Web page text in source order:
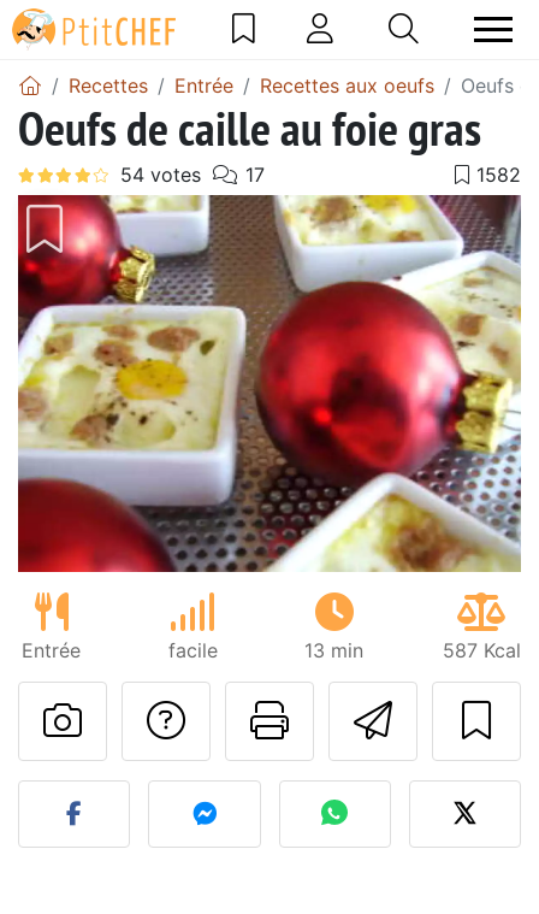
Recettes Entrée Recettes aux oeufs Oeufs
Oeufs de caille au foie gras
Entrée facile 13 min 587 Kcal
Imprimer
Poser une
Publier votre photo de